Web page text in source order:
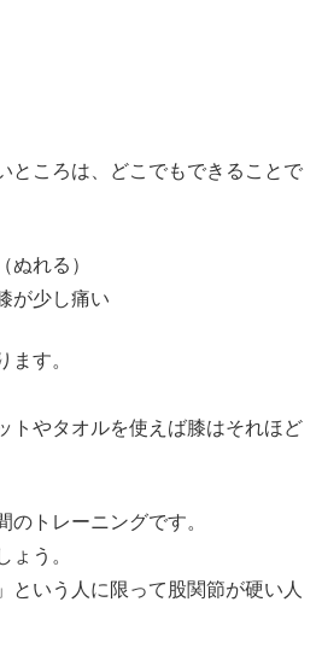
ところは、どこでもできることで
ぬれる）
が少し痛い
ます。
トやタオルを使えば膝はそれほど
のトレーニングです。
ょう。
という人に限って股関節が硬い人